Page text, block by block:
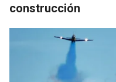
construcción